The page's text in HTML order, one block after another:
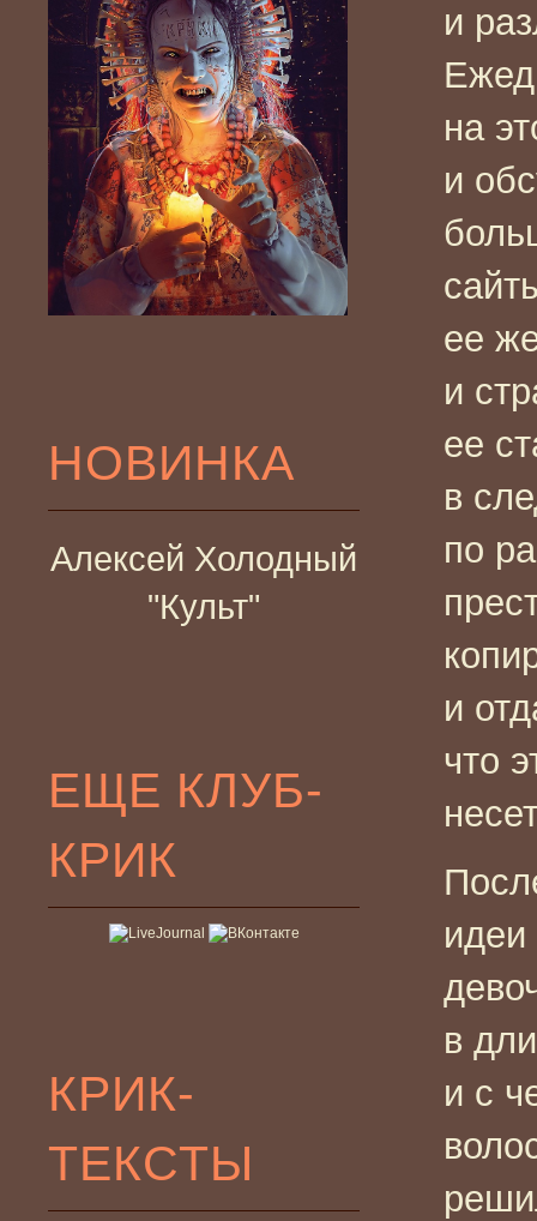
НОВИНКА
Алексей Холодный
"Культ"
ЕЩЕ КЛУБ-
КРИК
КРИК-
ТЕКСТЫ
и
на
и
ее
и
ее
в
по
и
что
в
и с